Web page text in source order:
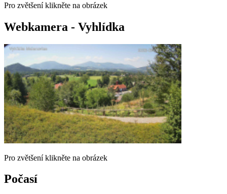
Pro zvětšení klikněte na obrázek
Webkamera - Vyhlídka
Pro zvětšení klikněte na obrázek
Počasí